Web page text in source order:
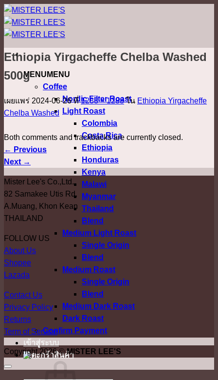
ข้าม
ไป
ยัง
เนื้อหา
MENU MENU
Coffee
Nordic Filter Roast
Light Roast
Colombia
Costa Rica
Ethiopia
Honduras
Kenya
Malawi
Myanmar
Thailand
Blend
Medium Light Roast
Single Origin
Blend
Medium Roast
Single Origin
Blend
Medium Dark Roast
Dark Roast
Confirm Payment
เข้าสู่ระบบ
Ethiopia Yirgacheffe Chelba Washed
500g
เผยแพร่ 2024-06-26ที่1288 × 1288ใน Ethiopia Yirgacheffe
Chelba Washed
Both comments and trackbacks are currently closed.
← Previous
Next →
Mister Lee's Co.,Ltd.
82 Samakee Utis Rd.
A.Muang, Khon Kean
THAILAND
FOLLOW US
About Us
Shopee
Lazada
Contact Us
Privacy Policy
Returns
Term of Service
Copyright 2026 ©MISTER LEE'S